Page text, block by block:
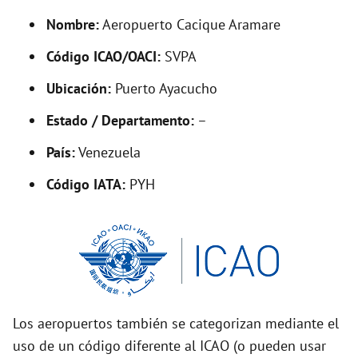
V
i
o
Nombre:Aeropuerto Cacique Aramare
Código ICAO/OACI: SVPA
Ubicación: Puerto Ayacucho
Estado / Departamento: –
País:Venezuela
Código IATA: PYH
Los aeropuertos también se categorizan mediante el
uso de un código diferente al ICAO (o pueden usar